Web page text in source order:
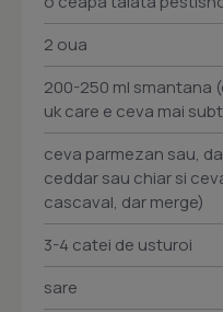
2 oua
200-250 ml smantana
uk care e ceva mai
ceva parmezan sau,
ceddar sau chiar si
cascaval, dar merge)
3-4 catei de usturoi
sare